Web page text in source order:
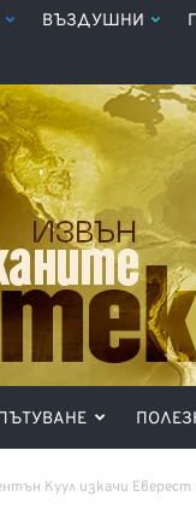
ВЪЗДУШНИ
Куул изкачи